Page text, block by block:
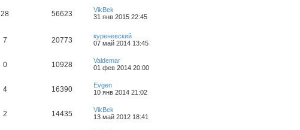
28 56623
VikBek
31 янв 2015 22:45
7 20773
куреневский
07 май 2014 13:45
0 10928
Valdemar
01 фев 2014 20:00
4 16390
Evgen
10 янв 2014 21:02
2 14435
VikBek
13 май 2012 18:41